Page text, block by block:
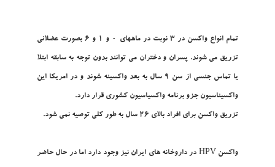
تمام انواع واکسن در 3 نوبت در ماههاي 0 و 1 و 6 بصورت عضلاني
تزريق مي شوند. پسران و دختران مي توانند بدون توجه به سابقه ابتلا
يا تماس جنسي از سن 9 سال به بعد واکسينه شوند و در امريکا اين
واکسيناسيون جزو برنامه واکسياسيون کشوري قرار دارد.
تزريق واکسن براي افراد بالاي 26 سال به طور کلي توصيه نمي شود.
واکسن HPV در داروخانه هاي ايران نيز وجود دارد اما در حال حاضر